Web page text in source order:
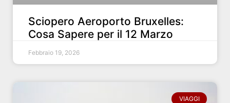
Sciopero Aeroporto Bruxelles:
Cosa Sapere per il 12 Marzo
Febbraio 19, 2026
VIAGGI